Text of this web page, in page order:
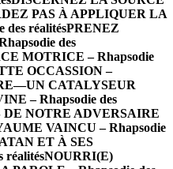
PAS À APPLIQUER LA
des réalitésPRENEZ
des
MOTRICE – Rhapsodie
OCCASSION –
CATALYSEUR
– Rhapsodie des
NOTRE ADVERSAIRE
VAINCU – Rhapsodie
ET À SES
réalitésNOURRI(E)